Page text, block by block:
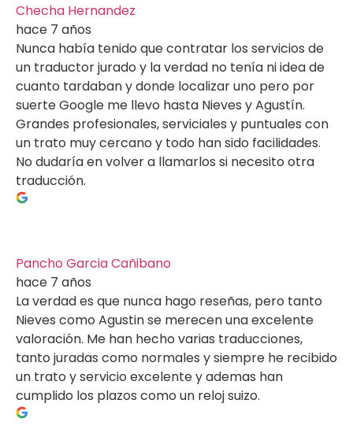
Checha Hernandez
hace 7 años
Nunca había tenido que contratar los servicios de
un traductor jurado y la verdad no tenía ni idea de
cuanto tardaban y donde localizar uno pero por
suerte Google me llevo hasta Nieves y Agustín.
Grandes profesionales, serviciales y puntuales con
un trato muy cercano y todo han sido facilidades.
No dudaría en volver a llamarlos si necesito otra
traducción.
Pancho Garcia Cañibano
hace 7 años
La verdad es que nunca hago reseñas, pero tanto
Nieves como Agustin se merecen una excelente
valoración. Me han hecho varias traducciones,
tanto juradas como normales y siempre he recibido
un trato y servicio excelente y ademas han
cumplido los plazos como un reloj suizo.